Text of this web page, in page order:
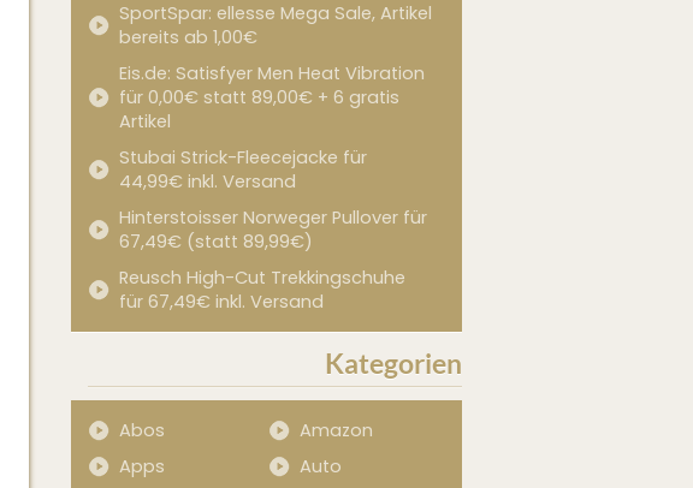
SportSpar: ellesse Mega Sale, Artikel
bereits ab 1,00€
Eis.de: Satisfyer Men Heat Vibration
für 0,00€ statt 89,00€ + 6 gratis
Artikel
Stubai Strick-Fleecejacke für
44,99€ inkl. Versand
Hinterstoisser Norweger Pullover für
67,49€ (statt 89,99€)
Reusch High-Cut Trekkingschuhe
für 67,49€ inkl. Versand
Kategorien
Abos
Amazon
Apps
Auto